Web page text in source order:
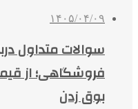
۱۴۰۵/۰۴/۰۹
سوالات متداول
فروشگاهی؛ از
بوق زدن